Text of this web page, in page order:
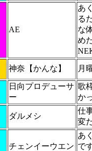
AE
あ
る
な
め
神奈【かんな】 月
日向プロデューサ
ー
歌
か
ダルメシ
仕
変
チェンイーウエン
あ
で